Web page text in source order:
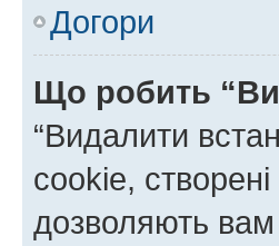
Догори
Що робить
“Видалити
cookie,
дозволяють